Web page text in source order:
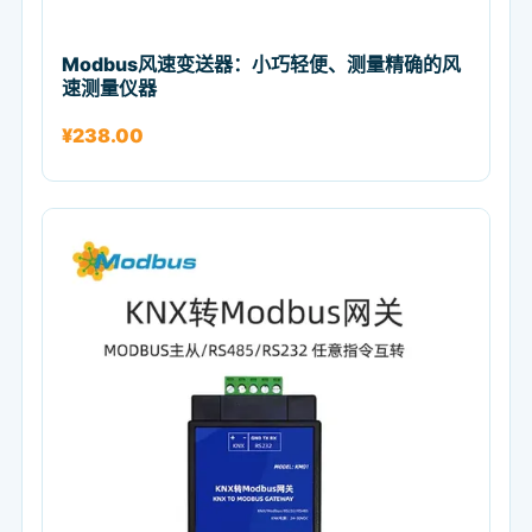
Modbus风速变送器：小巧轻便、测量精确的风
速测量仪器
¥238.00